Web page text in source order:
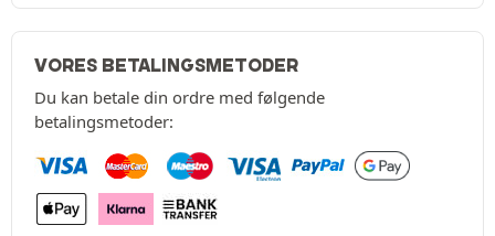
VORES BETALINGSMETODER
Du kan betale din ordre med følgende
betalingsmetoder: